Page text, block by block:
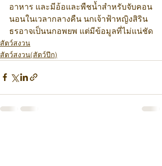
อาหาร และมีอ้อและพืชน้ำสำหรับจับคอน
นอนในเวลากลางคืน นกเจ้าฟ้าหญิงสิริน
ธรอาจเป็นนกอพยพ แต่มีข้อมูลที่ไม่แน่ชัด
สัตว์สงวน
สัตว์สงวน(สัตว์ปีก)